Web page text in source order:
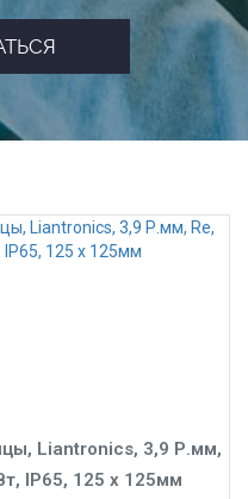
Liantronics, 3,9 Р.мм,
IP65, 125 x 125мм